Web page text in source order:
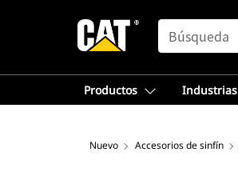
SEARCH
Productos Industrias
Nuevo Accesorios de sinfín